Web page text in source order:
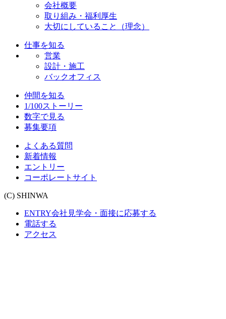
会社概要
取り組み・福利厚生
大切にしていること（理念）
仕事を知る
営業
設計・施工
バックオフィス
仲間を知る
1/100ストーリー
数字で見る
募集要項
よくある質問
新着情報
エントリー
コーポレートサイト
(C) SHINWA
ENTRY会社見学会・面接に応募する
電話する
アクセス